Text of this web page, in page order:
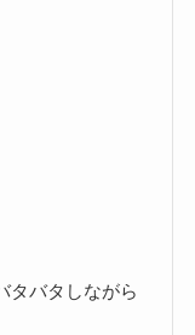
タバタしながら